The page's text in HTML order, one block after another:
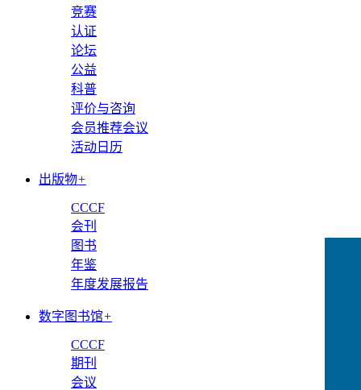
竞赛
认证
论坛
公益
科普
评价与咨询
会员推荐会议
活动日历
出版物+
CCCF
会刊
图书
年鉴
年度发展报告
数字图书馆+
CCCF
期刊
会议